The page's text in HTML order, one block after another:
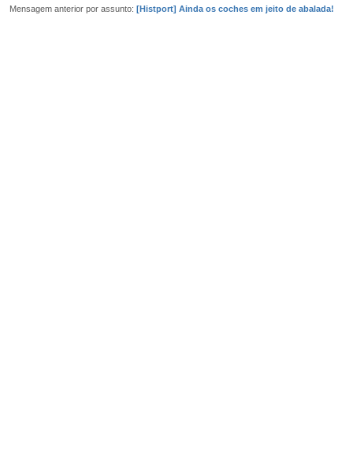
Mensagem anterior por assunto: [Histport] Ainda os coches em jeito de abalada!